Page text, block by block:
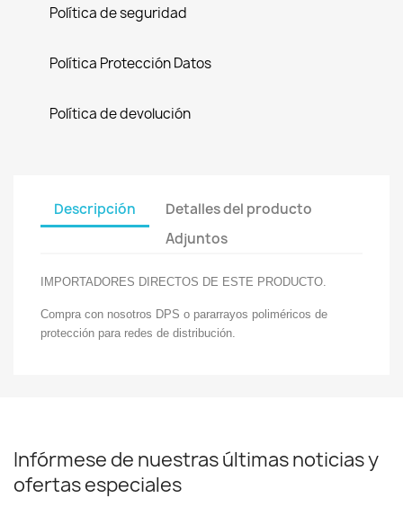
Política de seguridad
Política Protección Datos
Política de devolución
Descripción
Detalles del producto
Adjuntos
IMPORTADORES DIRECTOS DE ESTE PRODUCTO.
Compra con nosotros DPS o pararrayos poliméricos de
protección para redes de distribución.
Infórmese de nuestras últimas noticias y
ofertas especiales